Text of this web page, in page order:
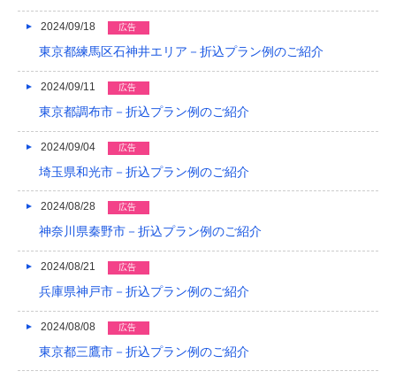
2024/09/18 広告
東京都練馬区石神井エリア－折込プラン例のご紹介
2024/09/11 広告
東京都調布市－折込プラン例のご紹介
2024/09/04 広告
埼玉県和光市－折込プラン例のご紹介
2024/08/28 広告
神奈川県秦野市－折込プラン例のご紹介
2024/08/21 広告
兵庫県神戸市－折込プラン例のご紹介
2024/08/08 広告
東京都三鷹市－折込プラン例のご紹介